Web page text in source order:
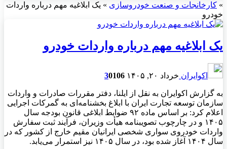
» کارخانجات و صنعت خودروسازی » یک ابلاغیه مهم درباره واردات
خودرو
یک ابلاغیه مهم درباره واردات خودرو
اکوایران خرداد ۲۰, ۱۴۰۵ 30106
به گزارش اکوایران به نقل از ایلنا، دفتر مقررات صادرات و واردات
سازمان توسعه تجارت ایران با ابلاغ بخشنامه‌ای به گمرکات اجرایی
اعلام کرد: بر اساس ماده ۹۲ ضوابط ابلاغی قانون بودجه سال
۱۴۰۵ و در چارچوب تصویبنامه هیأت وزیران، فرآیند ثبت سفارش
واردات خودروی سواری شخصی ایرانیان مقیم خارج از کشور که در
سال ۱۴۰۴ آغاز شده بود، در سال ۱۴۰۵ نیز استمرار می‌یابد.